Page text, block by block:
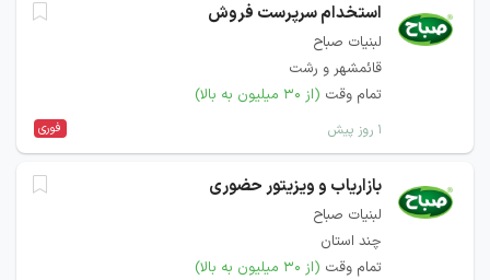
استخدام سرپرست فروش
لبنیات صباح
قائمشهر و رشت
تمام وقت (از ۳۰ میلیون به بالا)
۱ روز پیش فوری
بازاریاب و ویزیتور حضوری
لبنیات صباح
چند استان
تمام وقت (از ۳۰ میلیون به بالا)